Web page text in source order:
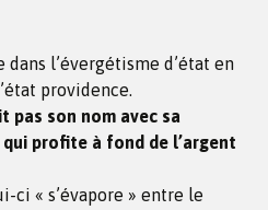
dans l’évergétisme d’état en
providence.
pas son nom avec sa
profite à fond de l’argent
ci « s’évapore » entre le